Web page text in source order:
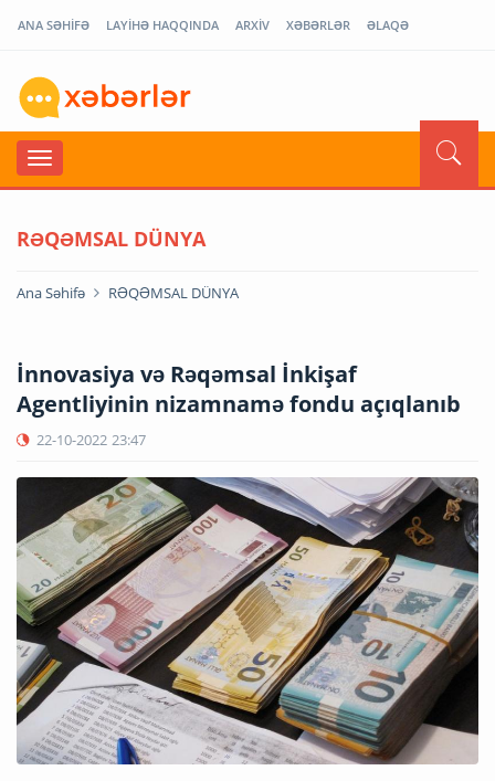
ANA SƏHİFƏ LAYİHƏ HAQQINDA ARXİV XƏBƏRLƏR ƏLAQƏ
RƏQƏMSAL DÜNYA
Ana Səhifə RƏQƏMSAL DÜNYA
İnnovasiya və Rəqəmsal İnkişaf
Agentliyinin nizamnamə fondu açıqlanıb
22-10-2022 23:47